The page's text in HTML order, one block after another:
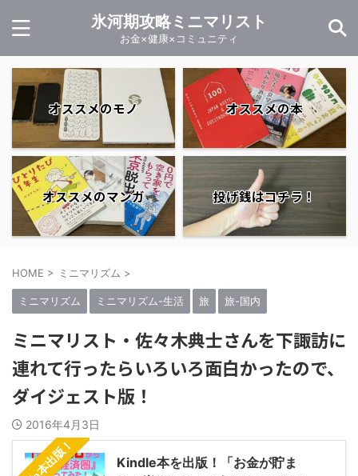
氷河期攻略ミニマリスト
お金×健康×コミュニティ
オススメのモノ オススメの本
オススメのマンガ 投げ銭はコチラ！
HOME > ミニマリズム >
ミニマリズム ミニマリズム-生活 旅 旅-国内
ミニマリスト・佐々木典士さんを下諏訪に
連れて行ったらいろいろ面白かったので、
ダイジェスト版！
2016年4月3日
Kindle本を出版！「お金が貯ま